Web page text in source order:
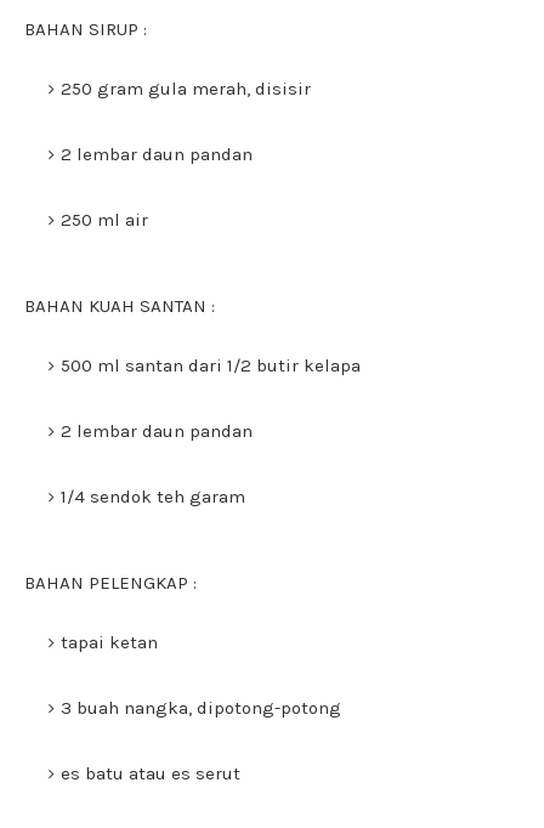
BAHAN SIRUP :
250 gram gula merah, disisir
2 lembar daun pandan
250 ml air
BAHAN KUAH SANTAN :
500 ml santan dari 1/2 butir kelapa
2 lembar daun pandan
1/4 sendok teh garam
BAHAN PELENGKAP :
tapai ketan
3 buah nangka, dipotong-potong
es batu atau es serut